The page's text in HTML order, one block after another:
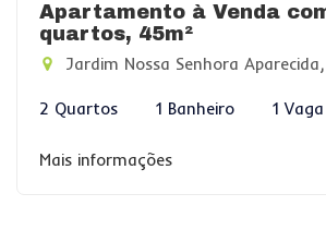
Apartamento à Venda
quartos, 45m²
Jardim Nossa Senhora Aparecida,
2 Quartos 1 Banheiro 1 Vaga
Mais informações